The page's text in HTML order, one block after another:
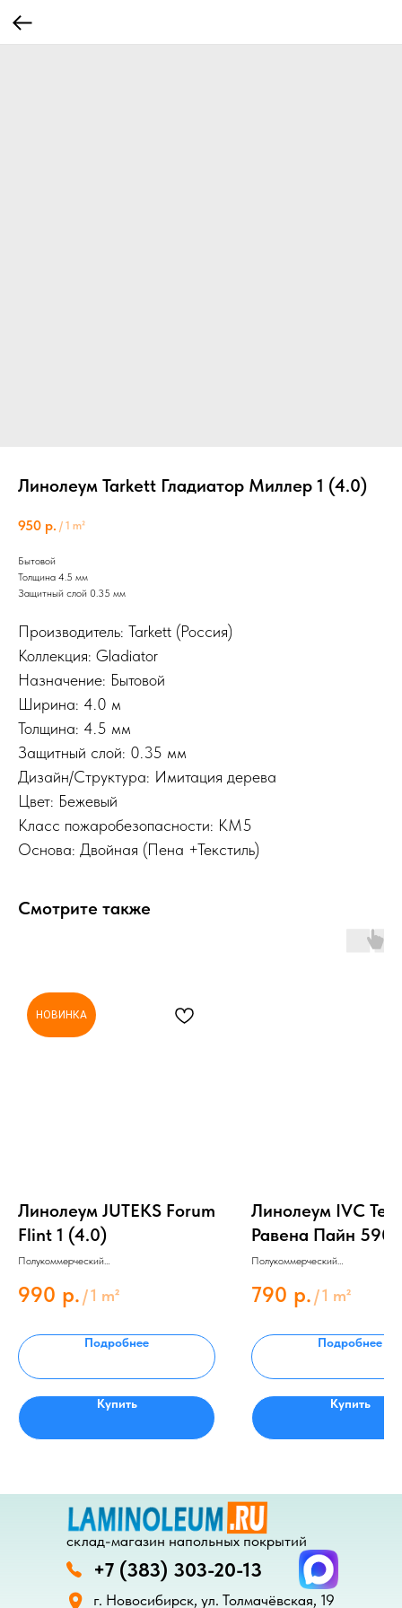
Линолеум Tarkett Гладиатор Миллер 1 (4.0)
950 р. / 1 m²
Бытовой
Толщина 4.5 мм
Защитный слой 0.35 мм
Производитель: Tarkett (Россия)
Коллекция: Gladiator
Назначение: Бытовой
Ширина: 4.0 м
Толщина: 4.5 мм
Защитный слой: 0.35 мм
Дизайн/Структура: Имитация дерева
Цвет: Бежевый
Класс пожаробезопасности: КМ5
Основа: Двойная (Пена +Текстиль)
Смотрите также
НОВИНКА
Линолеум JUTEKS Forum
Flint 1 (4.0)
Полукоммерческий
Защитный слой 0.4 мм
990 р. /1 m²
Подробнее
Купить
Линолеум IVC
Равена Пайн 590
Полукоммерческий
Защитный слой 0.4 мм
790 р. /1 m²
Подробнее
Купить
+7 (383) 303-20-13
г. Новосибирск, ул. Толмачёвская, 19
склад-магазин напольных покрытий